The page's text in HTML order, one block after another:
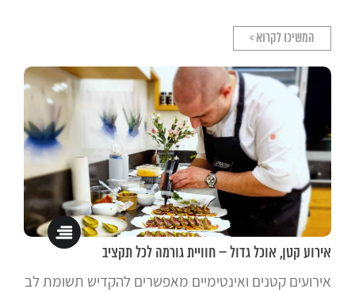
המשיכו לקרוא >
אירוע קטן, אוכל גדול – חוויית גורמה לכל תקציב
אירועים קטנים ואינטימיים מאפשרים להקדיש תשומת לב